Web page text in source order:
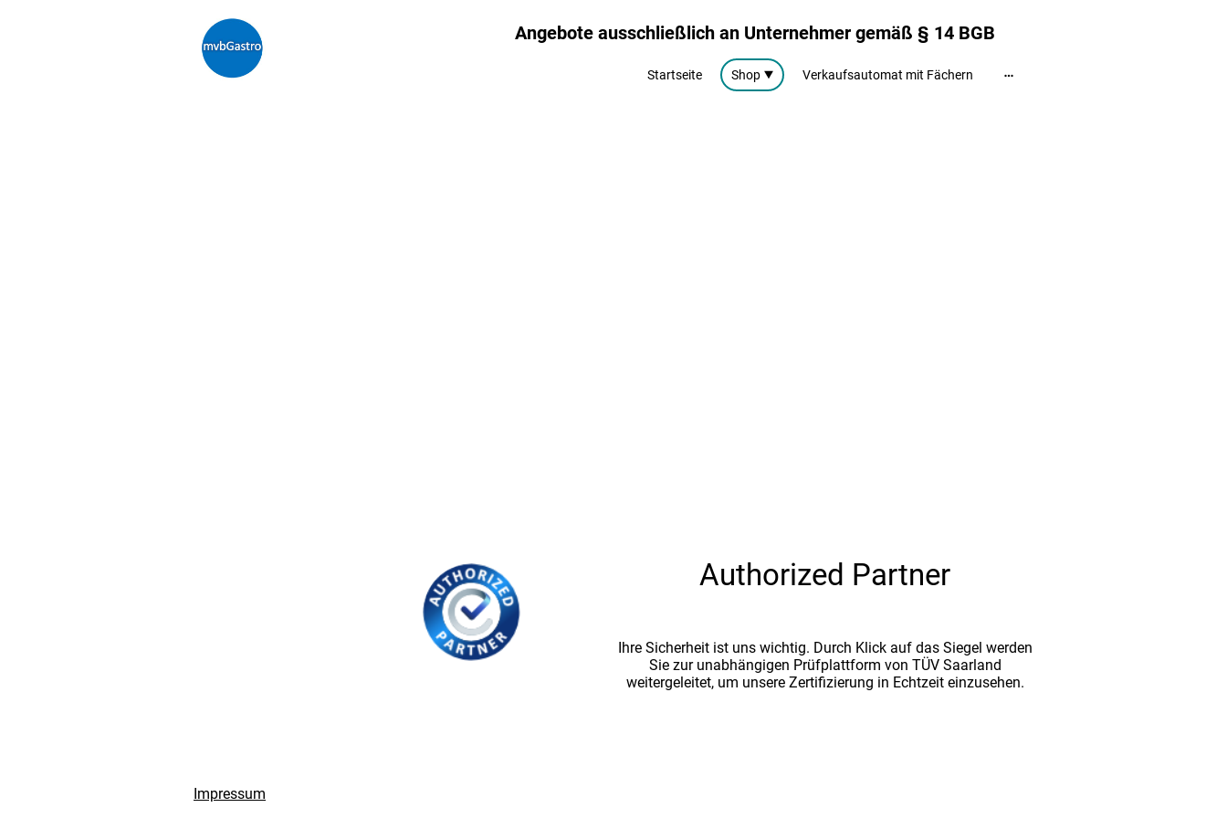
Angebote ausschließlich an Unternehmer gemäß § 14 BGB
Startseite Shop Verkaufsautomat mit Fächern
Authorized Partner
Ihre Sicherheit ist uns wichtig. Durch Klick auf das Siegel werden
Sie zur unabhängigen Prüfplattform von TÜV Saarland
weitergeleitet, um unsere Zertifizierung in Echtzeit einzusehen.
Impressum